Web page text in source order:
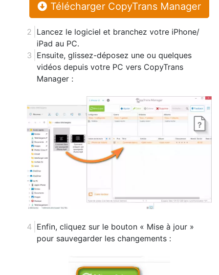
Télécharger CopyTrans Manager
Lancez le logiciel et branchez votre iPhone/
iPad au PC.
Ensuite, glissez-déposez une ou quelques
vidéos depuis votre PC vers CopyTrans
Manager :
Enfin, cliquez sur le bouton « Mise à jour »
pour sauvegarder les changements :